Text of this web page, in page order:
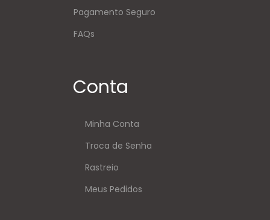
Pagamento Seguro
FAQs
Conta
Minha Conta
Troca de Senha
Rastreio
Meus Pedidos